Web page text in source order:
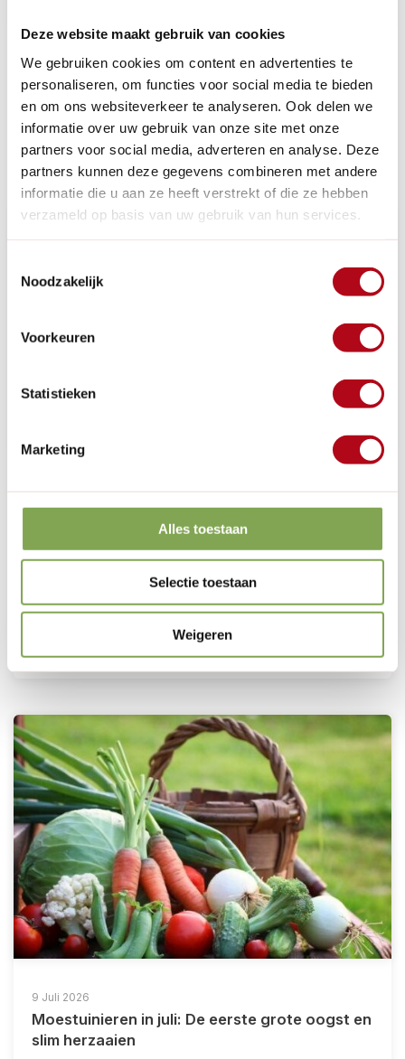
Deze website maakt gebruik van cookies
We gebruiken cookies om content en advertenties te
personaliseren, om functies voor social media te bieden
en om ons websiteverkeer te analyseren. Ook delen we
informatie over uw gebruik van onze site met onze
partners voor social media, adverteren en analyse. Deze
partners kunnen deze gegevens combineren met andere
informatie die u aan ze heeft verstrekt of die ze hebben
verzameld op basis van uw gebruik van hun services.
Noodzakelijk
Voorkeuren
Statistieken
Marketing
Alles toestaan
Selectie toestaan
Weigeren
Recente artikelen
Eerste hulp bij zomerhitte: Zo houd je het
gazon groen in augustus
Wist je dat elke avond een kwartiertje de sproeier
aanzetten de grootste fout is die je nu kunt maken voor
je gazon? In de zomer krijgt het gras het zwaar te
verduren door intensief gebruik en felle zonnestralen.
Artikel verder lezen
9 Juli 2026
Moestuinieren in juli: De eerste grote oogst en
slim herzaaien